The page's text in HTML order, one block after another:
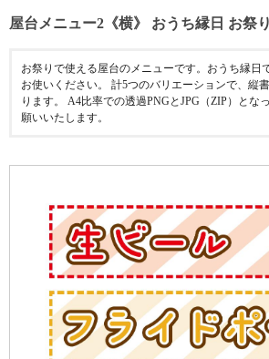
屋台メニュー2《横》 おうち縁日 お祭
お祭りで使える屋台のメニューです。おうち縁日
お使いください。 計5つのバリエーションで、縦
ります。 A4比率での透過PNGとJPG（ZIP）とな
願いいたします。